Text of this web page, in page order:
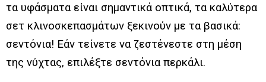
τα υφάσματα είναι σημαντικά οπτικά, τα καλύτερα
σετ κλινοσκεπασμάτων ξεκινούν με τα βασικά:
σεντόνια! Εάν τείνετε να ζεστένεστε στη μέση
της νύχτας, επιλέξτε σεντόνια περκάλι.